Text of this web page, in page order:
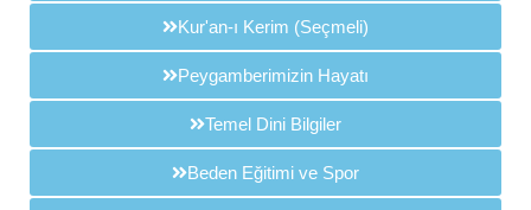
Kur'an-ı Kerim (Seçmeli)
Peygamberimizin Hayatı
Temel Dini Bilgiler
Beden Eğitimi ve Spor